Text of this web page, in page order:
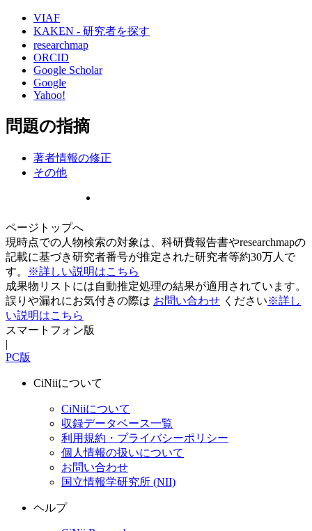
VIAF
KAKEN - 研究者を探す
researchmap
ORCID
Google Scholar
Google
Yahoo!
問題の指摘
著者情報の修正
その他
ページトップへ
現時点での人物検索の対象は、科研費報告書やresearchmapの
記載に基づき研究者番号が推定された研究者等約30万人で
す。
※詳しい説明はこちら
成果物リストには自動推定処理の結果が適用されています。
誤りや漏れにお気付きの際は お問い合わせ ください※詳し
い説明はこちら
スマートフォン版
|
PC版
CiNiiについて
CiNiiについて
収録データベース一覧
利用規約・プライバシーポリシー
個人情報の扱いについて
お問い合わせ
国立情報学研究所 (NII)
ヘルプ